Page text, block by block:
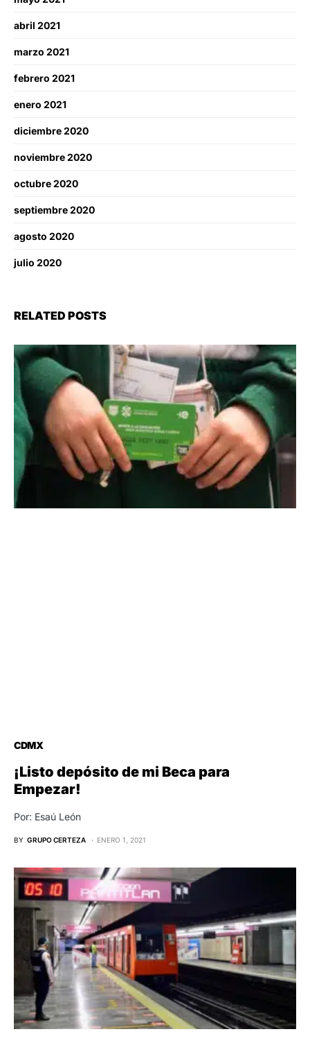
abril 2021
marzo 2021
febrero 2021
enero 2021
diciembre 2020
noviembre 2020
octubre 2020
septiembre 2020
agosto 2020
julio 2020
RELATED POSTS
CDMX
¡Listo depósito de mi Beca para
Empezar!
Por: Esaú León
BY GRUPO CERTEZA ENERO 1, 2021